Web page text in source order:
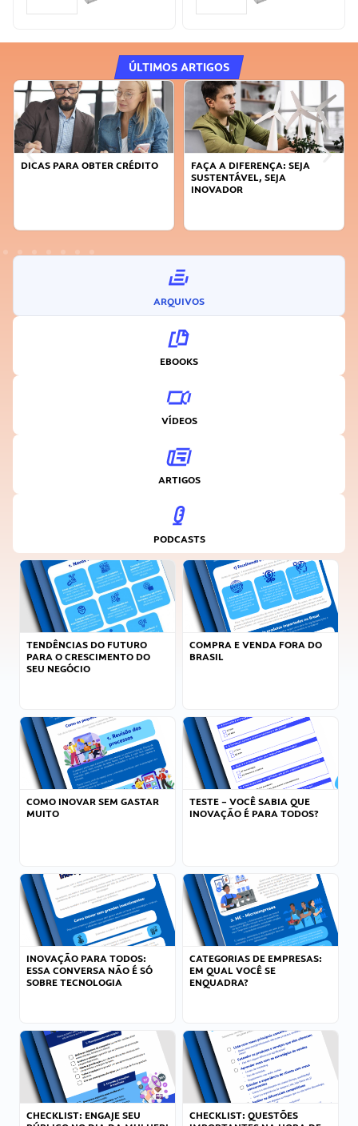
ÚLTIMOS ARTIGOS
DICAS PARA OBTER CRÉDITO
FAÇA A DIFERENÇA: SEJA
SUSTENTÁVEL, SEJA
INOVADOR
ARQUIVOS
EBOOKS
VÍDEOS
ARTIGOS
PODCASTS
TENDÊNCIAS DO FUTURO
PARA O CRESCIMENTO DO
SEU NEGÓCIO
COMPRA E VENDA FORA DO
BRASIL
COMO INOVAR SEM GASTAR
MUITO
TESTE – VOCÊ SABIA QUE
INOVAÇÃO É PARA TODOS?
INOVAÇÃO PARA TODOS:
ESSA CONVERSA NÃO É SÓ
SOBRE TECNOLOGIA
CATEGORIAS DE EMPRESAS:
EM QUAL VOCÊ SE
ENQUADRA?
CHECKLIST: ENGAJE SEU
CHECKLIST: QUESTÕES